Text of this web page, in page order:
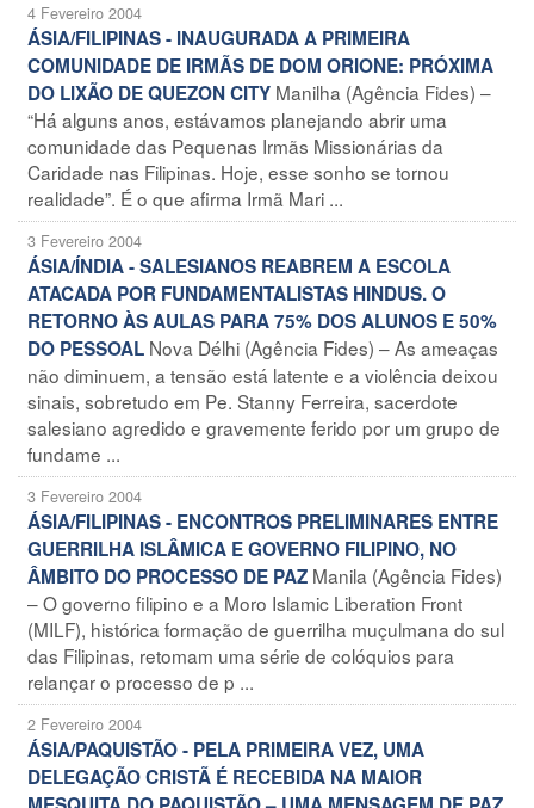
4 Fevereiro 2004
ÁSIA/FILIPINAS - INAUGURADA A PRIMEIRA
COMUNIDADE DE IRMÃS DE DOM ORIONE: PRÓXIMA
DO LIXÃO DE QUEZON CITY Manilha (Agência Fides) –
“Há alguns anos, estávamos planejando abrir uma
comunidade das Pequenas Irmãs Missionárias da
Caridade nas Filipinas. Hoje, esse sonho se tornou
realidade”. É o que afirma Irmã Mari ...
3 Fevereiro 2004
ÁSIA/ÍNDIA - SALESIANOS REABREM A ESCOLA
ATACADA POR FUNDAMENTALISTAS HINDUS. O
RETORNO ÀS AULAS PARA 75% DOS ALUNOS E 50%
DO PESSOAL Nova Délhi (Agência Fides) – As ameaças
não diminuem, a tensão está latente e a violência deixou
sinais, sobretudo em Pe. Stanny Ferreira, sacerdote
salesiano agredido e gravemente ferido por um grupo de
fundame ...
3 Fevereiro 2004
ÁSIA/FILIPINAS - ENCONTROS PRELIMINARES ENTRE
GUERRILHA ISLÂMICA E GOVERNO FILIPINO, NO
ÂMBITO DO PROCESSO DE PAZ Manila (Agência Fides)
– O governo filipino e a Moro Islamic Liberation Front
(MILF), histórica formação de guerrilha muçulmana do sul
das Filipinas, retomam uma série de colóquios para
relançar o processo de p ...
2 Fevereiro 2004
ÁSIA/PAQUISTÃO - PELA PRIMEIRA VEZ, UMA
DELEGAÇÃO CRISTÃ É RECEBIDA NA MAIOR